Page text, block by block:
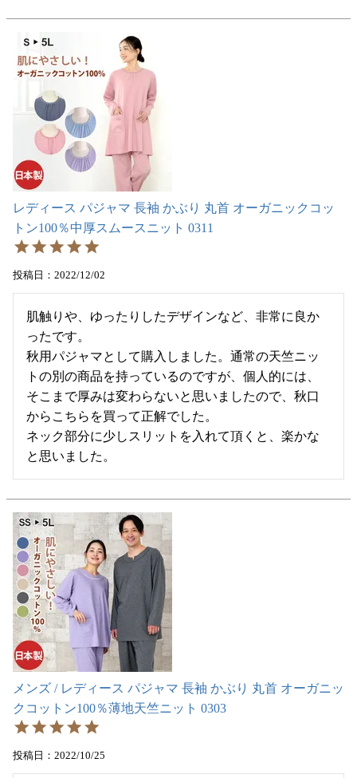
レディース パジャマ 長袖 かぶり 丸首 オーガニックコッ
トン100％中厚スムースニット 0311
投稿日 2022/12/02
肌触りや、ゆったりしたデザインなど、非常に良か
ったです。
秋用パジャマとして購入しました。通常の天竺ニッ
トの別の商品を持っているのですが、個人的には、
そこまで厚みは変わらないと思いましたので、秋口
からこちらを買って正解でした。
ネック部分に少しスリットを入れて頂くと、楽かな
と思いました。
メンズ / レディース パジャマ 長袖 かぶり 丸首 オーガニッ
クコットン100％薄地天竺ニット 0303
投稿日 2022/10/25